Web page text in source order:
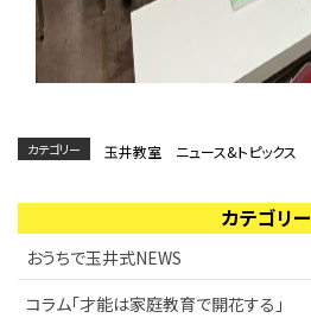
カテゴリー 玉井教室 ニュース&トピックス
カテゴリー
おうちで玉井式NEWS
コラム「才能は家庭教育で開花する」